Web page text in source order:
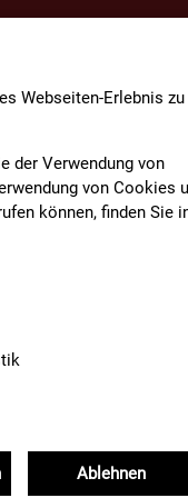
im
Webseiten-Erlebnis zu
der Verwendung von
von Cookies
können, finden Sie
Ablehnen